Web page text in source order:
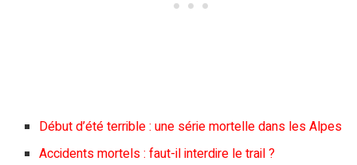
Début d’été terrible : une série mortelle dans les Alpes
Accidents mortels : faut-il interdire le trail ?